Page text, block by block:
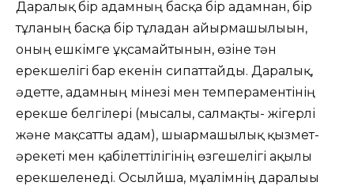
Даралық бір адамның басқа бір адамнан, бір
тұлғаның басқа бір тұлғадан айырмашылығын,
оның ешкімге ұқсамайтынын, өзіне тән
ерекшелігі бар екенін сипаттайды. Даралық,
әдетте, адамның мінезі мен темпераментінің
ерекше белгілері (мысалы, салмақты- жігерлі
және мақсатты адам), шығармашылық қызмет-
әрекеті мен қабілеттілігінің өзгешелігі ақылы
ерекшеленеді. Осылйша, мұғалімнің даралығы